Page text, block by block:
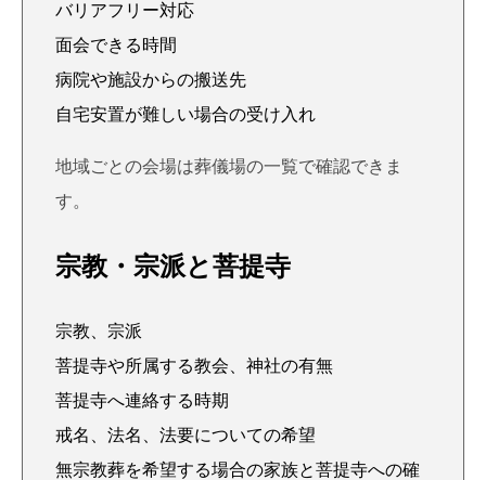
バリアフリー対応
面会できる時間
病院や施設からの搬送先
自宅安置が難しい場合の受け入れ
地域ごとの会場は葬儀場の一覧で確認できま
す。
宗教・宗派と菩提寺
宗教、宗派
菩提寺や所属する教会、神社の有無
菩提寺へ連絡する時期
戒名、法名、法要についての希望
無宗教葬を希望する場合の家族と菩提寺への確